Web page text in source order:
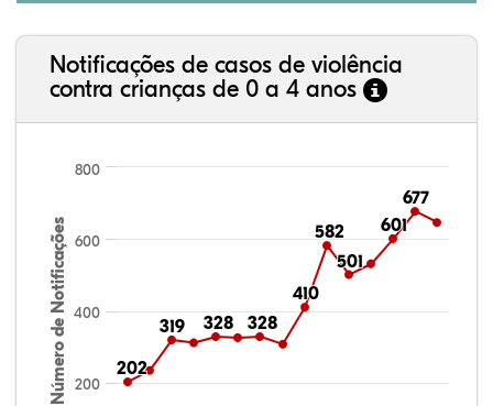
Notificações de casos de violência
contra crianças de 0 a 4 anos
Número de Notificações 202
202
319
319 328
328 328
328
410
410
582
582
501
501
601
601
677
677
200
400
600
800